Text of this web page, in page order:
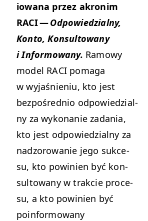
iowana przez akro­n­im
RACI—Odpowiedzial­ny,
Kon­to, Kon­sul­towany
i Infor­mowany. Ramowy
mod­el RACI poma­ga
w wyjaśnie­niu, kto jest
bezpośred­nio odpowiedzial­
ny za wyko­nanie zada­nia,
kto jest odpowiedzial­ny za
nad­zorowanie jego sukce­
su, kto powinien być kon­
sul­towany w trak­cie pro­ce­
su, a kto powinien być
poin­for­mowany